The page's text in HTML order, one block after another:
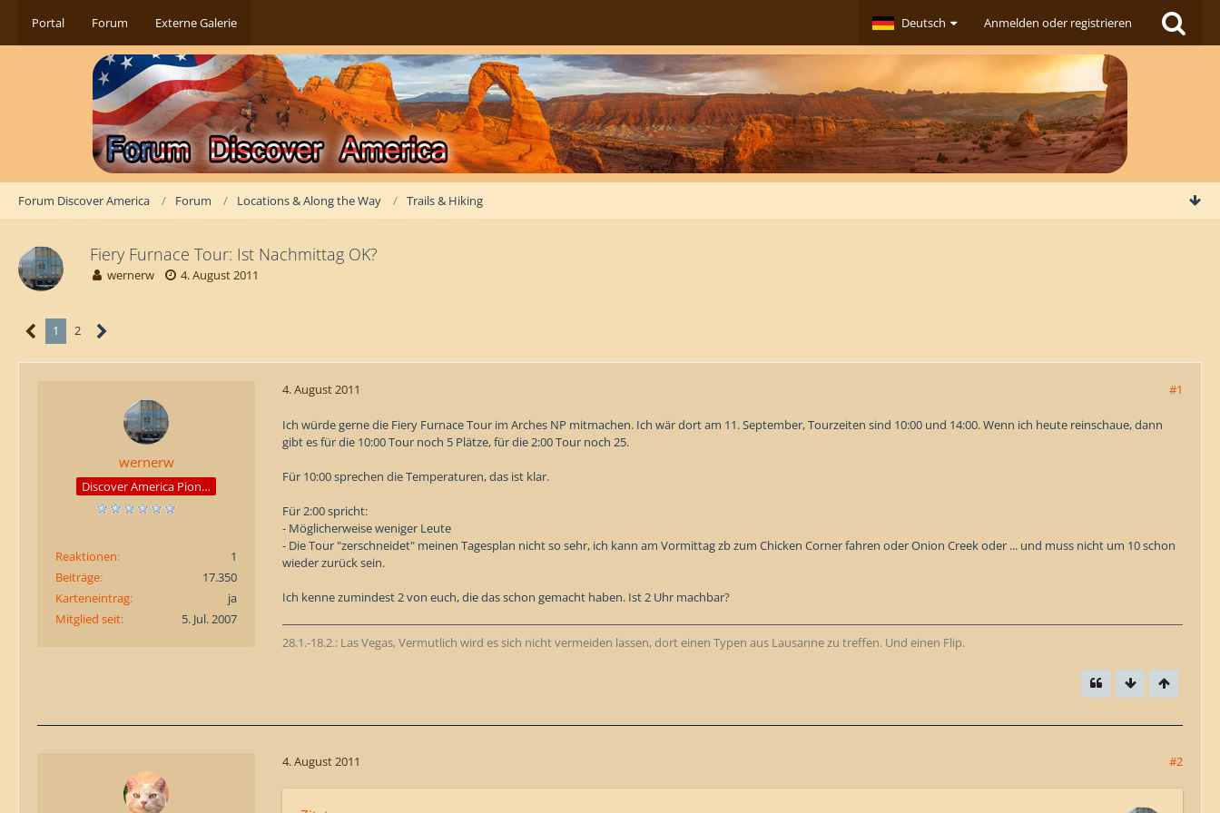
Portal Forum Externe Galerie Deutsch Anmelden oder registrieren
Forum Discover America Forum Locations & Along the Way Trails & Hiking
Fiery Furnace Tour: Ist Nachmittag OK?
wernerw 4. August 2011
1 2
wernerw
Discover America Pioneer
Reaktionen
1
Beiträge
17.350
Karteneintrag
ja
Mitglied seit
5. Jul. 2007
4. August 2011 #1
Ich würde gerne die Fiery Furnace Tour im Arches NP mitmachen. Ich wär dort am 11. September, Tourzeiten sind 10:00 und 14:00. Wenn ich heute reinschaue, dann
gibt es für die 10:00 Tour noch 5 Plätze, für die 2:00 Tour noch 25.
Für 10:00 sprechen die Temperaturen, das ist klar.
Für 2:00 spricht:
- Möglicherweise weniger Leute
- Die Tour "zerschneidet" meinen Tagesplan nicht so sehr, ich kann am Vormittag zb zum Chicken Corner fahren oder Onion Creek oder ... und muss nicht um 10 schon
wieder zurück sein.
Ich kenne zumindest 2 von euch, die das schon gemacht haben. Ist 2 Uhr machbar?
28.1.-18.2.: Las Vegas, Vermutlich wird es sich nicht vermeiden lassen, dort einen Typen aus Lausanne zu treffen. Und einen Flip.
4. August 2011 #2